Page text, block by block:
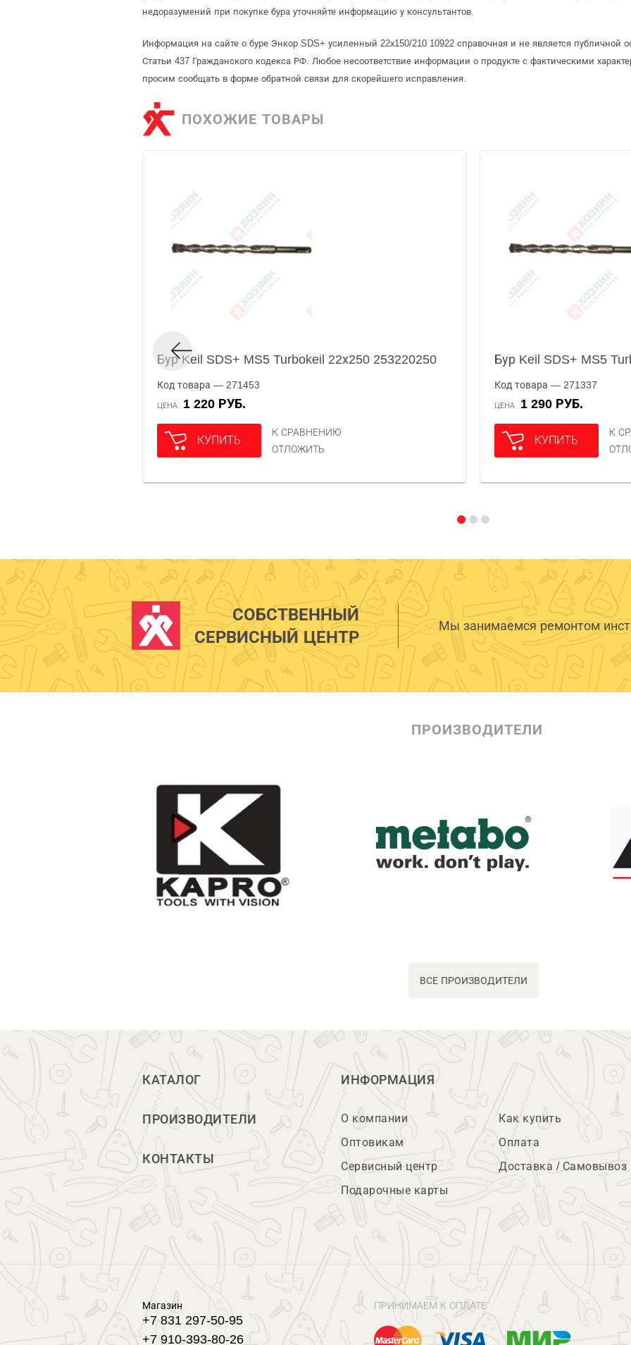
недоразумений при покупке бура уточняйте информацию у консультантов.
Информация на сайте о буре Энкор SDS+ усиленный 22х150/210 10922 справочная и не является
Статьи 437 Гражданского кодекса РФ. Любое несоответствие информации о продукте с фактическими
просим сообщать в форме обратной связи для скорейшего исправления.
ПОХОЖИЕ ТОВАРЫ
Бур Keil SDS+ MS5 Turbokeil 22х250 253220250
Код товара — 271453
ЦЕНА 1 220 РУБ.
КУПИТЬ
К СРАВНЕНИЮ
ОТЛОЖИТЬ
Бур Keil SDS+ MS5
Код товара — 271337
ЦЕНА 1 290 РУБ.
КУПИТЬ
К
СОБСТВЕННЫЙ
СЕРВИСНЫЙ ЦЕНТР
Мы занимаемся ремонтом
ПРОИЗВОДИТЕЛИ
ВСЕ ПРОИЗВОДИТЕЛИ
КАТАЛОГ
ПРОИЗВОДИТЕЛИ
КОНТАКТЫ
ИНФОРМАЦИЯ
О компании
Оптовикам
Сервисный центр
Подарочные карты
Как купить
Оплата
Доставка / Самовывоз
Магазин
+7 831 297-50-95
+7 910-393-80-26
ПРИНИМАЕМ К ОПЛАТЕ